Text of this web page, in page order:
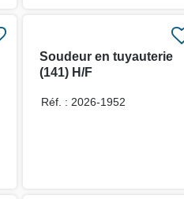
Soudeur en tuyauterie
(141) H/F
Réf. : 2026-1952